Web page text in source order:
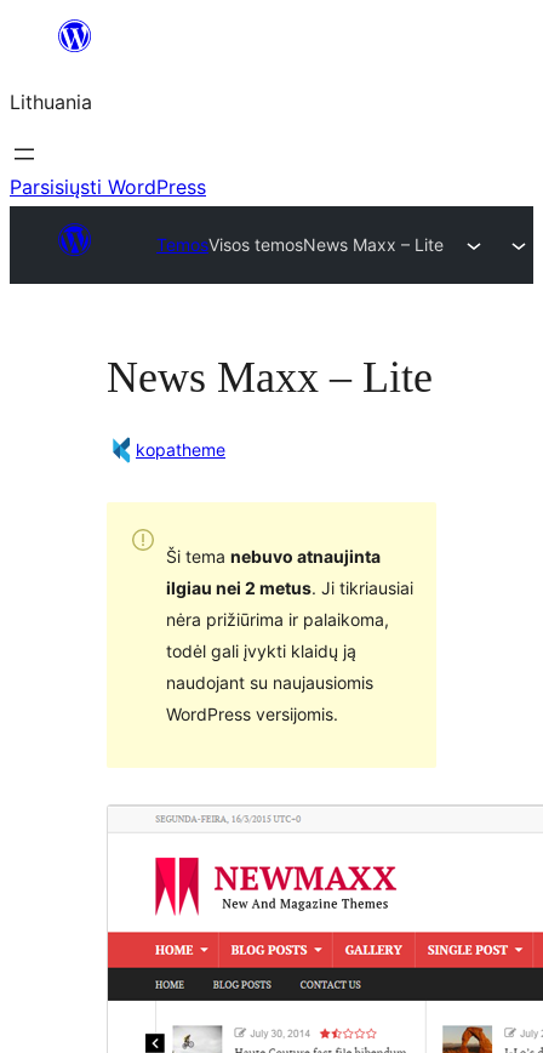
turinio
Lithuania
Parsisiųsti WordPress
TemosVisos temosNews Maxx – Lite
News Maxx – Lite
kopatheme
Ši tema nebuvo atnaujinta
ilgiau nei 2 metus. Ji tikriausiai
nėra prižiūrima ir palaikoma,
todėl gali įvykti klaidų ją
naudojant su naujausiomis
WordPress versijomis.